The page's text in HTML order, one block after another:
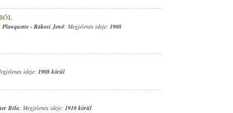
Planquette - Rákosi Jenő; Megjelenés ideje: 1908
ideje: 1908 körül
Béla; Megjelenés ideje: 1910 körül